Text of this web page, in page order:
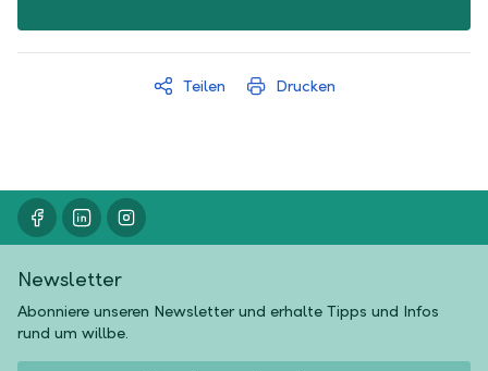
Teilen Drucken
Newsletter
Abonniere unseren Newsletter und erhalte Tipps und Infos
rund um willbe.